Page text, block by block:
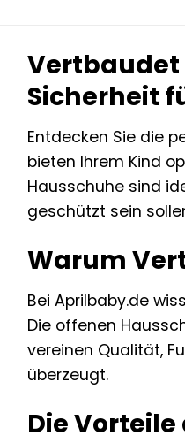
Vertbaudet
Sicherheit
Entdecken Sie die
bieten Ihrem Kind
Hausschuhe sind
geschützt sein
Warum
Bei Aprilbaby.de
Die offenen
vereinen Qualität,
überzeugt.
Die